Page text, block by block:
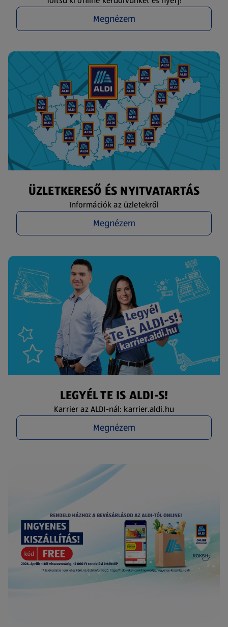
Megnézem
ÜZLETKERESŐ ÉS NYITVATARTÁS
Információk az üzletekről
Megnézem
LEGYÉL TE IS ALDI-S!
Karrier az ALDI-nál: karrier.aldi.hu
Megnézem